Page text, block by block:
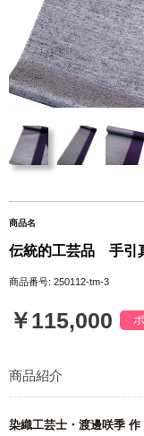
商品名
伝統的工芸品 手引
商品番号: 250112-tm-3
￥115,000
商品紹介
染織工芸士・渡邊咲季 作